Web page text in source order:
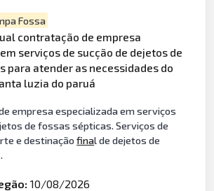
Fossa
contratação de empresa
serviços de sucção de dejetos de
para atender as necessidades do
luzia do paruá
empresa especializada em serviços
de fossas sépticas. Serviços de
e destinaçãofinal de dejetos de
10/08/2026